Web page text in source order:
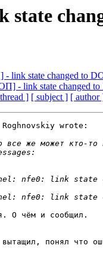
state changed to
- link state changed to
] [ subject ] [ author
wrote:
О чём и сообщил.
понял что